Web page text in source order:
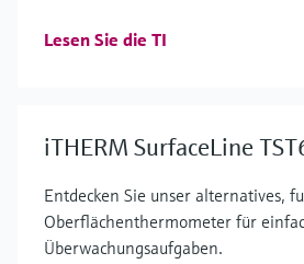
Lesen Sie die TI
iTHERM SurfaceLine
Entdecken Sie unser alternatives,
Oberflächenthermometer für
Überwachungsaufgaben.